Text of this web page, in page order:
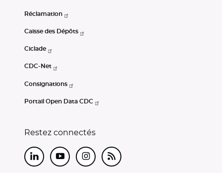
Réclamation
Caisse des Dépôts
Ciclade
CDC-Net
Consignations
Portail Open Data CDC
Restez connectés
LinkedInYoutubeInstagram
RSS